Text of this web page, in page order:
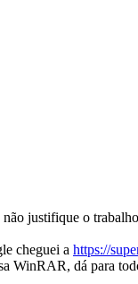
justifique o
cheguei a https://
WinRAR, dá para